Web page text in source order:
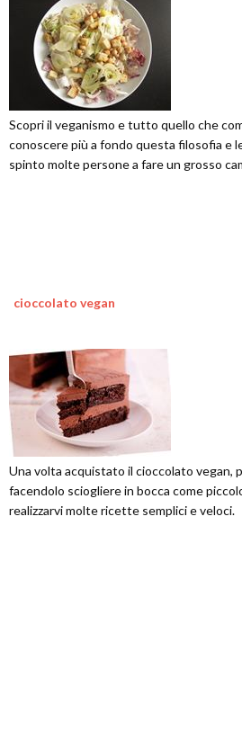
Scopri il veganismo e tutto quello che
conoscere più a fondo questa filosofia e
spinto molte persone a fare un grosso
cioccolato vegan
Una volta acquistato il cioccolato vegan,
facendolo sciogliere in bocca come
realizzarvi molte ricette semplici e veloci.